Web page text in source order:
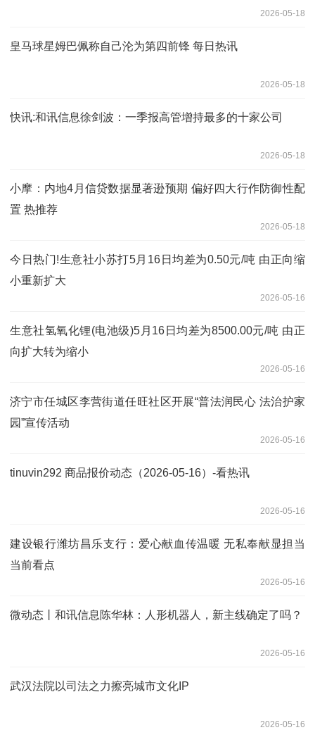
2026-05-18
皇马球星姆巴佩称自己沦为第四前锋 每日热讯
2026-05-18
快讯:和讯信息徐剑波：一季报高管增持最多的十家公司
2026-05-18
小摩：内地4月信贷数据显著逊预期 偏好四大行作防御性配
置 热推荐
2026-05-18
今日热门!生意社小苏打5月16日均差为0.50元/吨 由正向缩
小重新扩大
2026-05-16
生意社氢氧化锂(电池级)5月16日均差为8500.00元/吨 由正
向扩大转为缩小
2026-05-16
济宁市任城区李营街道任旺社区开展“普法润民心 法治护家
园”宣传活动
2026-05-16
tinuvin292 商品报价动态（2026-05-16）-看热讯
2026-05-16
建设银行潍坊昌乐支行：爱心献血传温暖 无私奉献显担当
当前看点
2026-05-16
微动态丨和讯信息陈华林：人形机器人，新主线确定了吗？
2026-05-16
武汉法院以司法之力擦亮城市文化IP
2026-05-16